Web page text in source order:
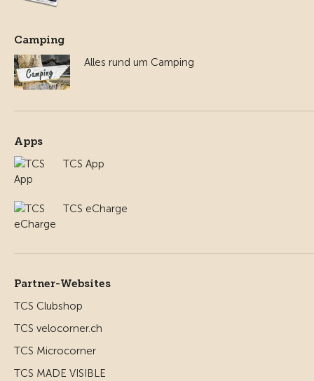
Camping
Alles rund um Camping
Apps
TCS App
TCS eCharge
Partner-Websites
TCS Clubshop
TCS velocorner.ch
TCS Microcorner
TCS MADE VISIBLE